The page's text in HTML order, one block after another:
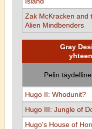
Zak McKracken and
Alien Mindbenders
Gray
Pelin
Hugo II: Whodunit?
Hugo III: Jungle of
Hugo's House of